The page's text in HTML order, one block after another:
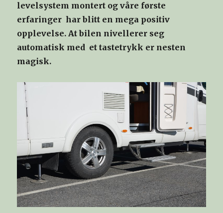
levelsystem montert og våre første
erfaringer har blitt en mega positiv
opplevelse. At bilen nivellerer seg
automatisk med et tastetrykk er nesten
magisk.